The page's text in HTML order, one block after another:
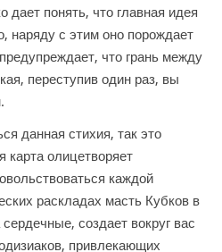
дает понять, что главная идея
наряду с этим оно порождает
что грань между
переступив один раз, вы
данная стихия, так это
олицетворяет
каждой
раскладах масть Кубков в
создает вокруг вас
привлекающих